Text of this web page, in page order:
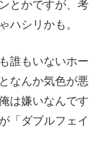
とかですが、考
ハシリかも。
誰もいないホー
なんか気色が悪
は嫌いなんです
「ダブルフェイ